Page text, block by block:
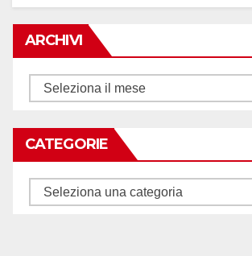
ARCHIVI
Archivi
CATEGORIE
Categorie